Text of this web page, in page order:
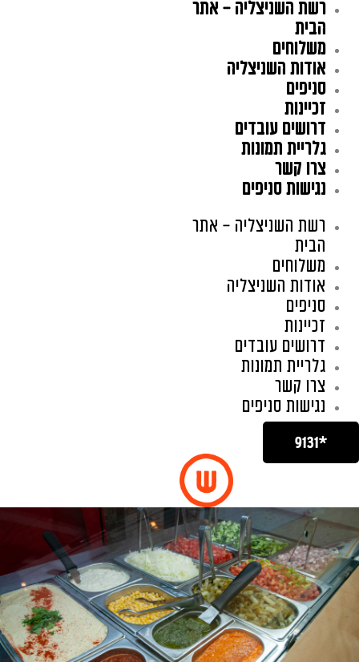
דילוג
רשת השניצליה – אתר
הבית
משלוחים
אודות השניצליה
סניפים
זכיינות
דרושים עובדים
גלריית תמונות
צרו קשר
נגישות סניפים
רשת השניצליה – אתר
הבית
משלוחים
אודות השניצליה
סניפים
זכיינות
דרושים עובדים
גלריית תמונות
צרו קשר
נגישות סניפים
*9131